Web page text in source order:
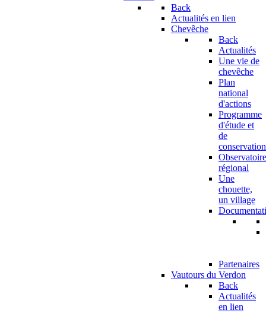
Back
Actualités en lien
Chevêche
Back
Actualités
Une vie de
chevêche
Plan
national
d'actions
Programme
d'étude et
de
conservation
Observatoire
régional
Une
chouette,
un village
Partenaires
Vautours du Verdon
Back
Actualités
en lien